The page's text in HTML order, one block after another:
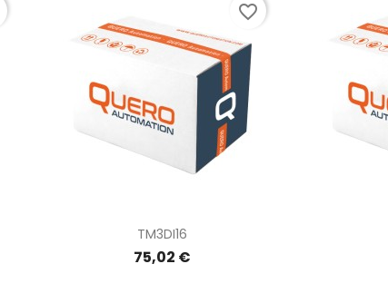
Vista rápida
TM3DI16
75,02 €
favorite_border